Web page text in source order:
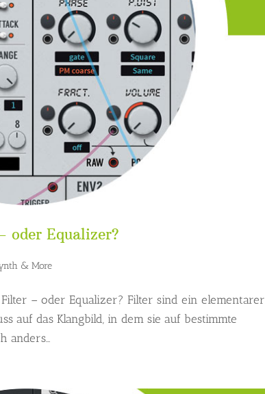
oder Equalizer?
& More
– oder Equalizer? Filter sind ein elementarer
auf das Klangbild, in dem sie auf bestimmte